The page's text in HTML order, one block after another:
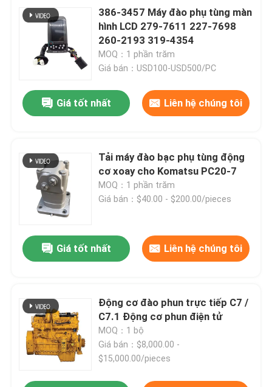
386-3457 Máy đào phụ tùng màn
hình LCD 279-7611 227-7698
260-2193 319-4354
MOQ：1 phần trăm
Giá bán：USD100-USD500/PC
Giá tốt nhất Liên hệ chúng tôi
Tải máy đào bạc phụ tùng động
cơ xoay cho Komatsu PC20-7
MOQ：1 phần trăm
Giá bán：$40.00 - $200.00/pieces
Giá tốt nhất Liên hệ chúng tôi
Động cơ đào phun trực tiếp C7 /
C7.1 Động cơ phun điện tử
MOQ：1 bộ
Giá bán：$8,000.00 -
$15,000.00/pieces